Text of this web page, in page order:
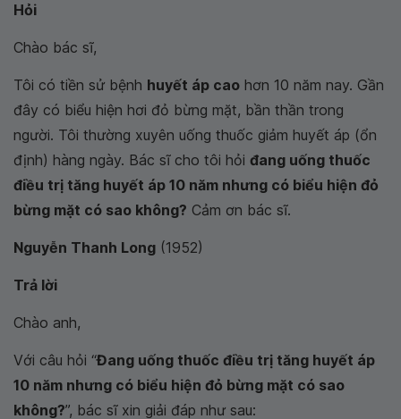
Hỏi
Chào bác sĩ,
Tôi có tiền sử bệnh huyết áp cao hơn 10 năm nay. Gần
đây có biểu hiện hơi đỏ bừng mặt, bần thần trong
người. Tôi thường xuyên uống thuốc giảm huyết áp (ổn
định) hàng ngày. Bác sĩ cho tôi hỏi đang uống thuốc
điều trị tăng huyết áp 10 năm nhưng có biểu hiện đỏ
bừng mặt có sao không? Cảm ơn bác sĩ.
Nguyễn Thanh Long (1952)
Trả lời
Chào anh,
Với câu hỏi “Đang uống thuốc điều trị tăng huyết áp
10 năm nhưng có biểu hiện đỏ bừng mặt có sao
không?”, bác sĩ xin giải đáp như sau: